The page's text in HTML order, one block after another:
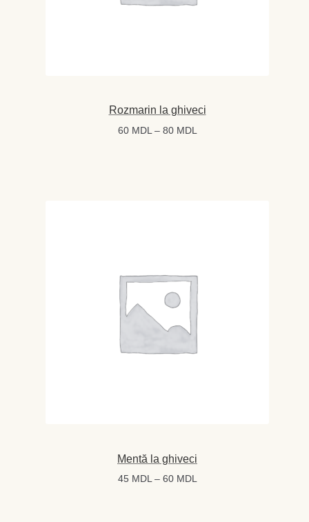
Rozmarin la ghiveci
60 MDL – 80 MDL
Mentă la ghiveci
45 MDL – 60 MDL